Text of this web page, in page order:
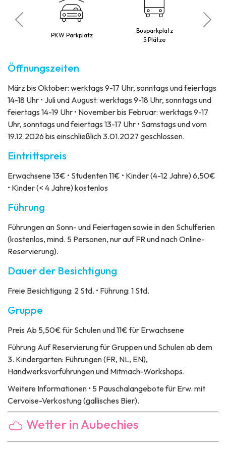
PKW Parkplatz
Busparkplatz
5 Plätze
Öffnungszeiten
März bis Oktober: werktags 9-17 Uhr, sonntags und feiertags
14-18 Uhr • Juli und August: werktags 9-18 Uhr, sonntags und
feiertags 14-19 Uhr • November bis Februar: werktags 9-17
Uhr, sonntags und feiertags 13-17 Uhr • Samstags und vom
19.12.2026 bis einschließlich 3.01.2027 geschlossen.
Eintrittspreis
Erwachsene 13€ • Studenten 11€ • Kinder (4-12 Jahre) 6,50€
• Kinder (< 4 Jahre) kostenlos
Führung
Führungen an Sonn- und Feiertagen sowie in den Schulferien
(kostenlos, mind. 5 Personen, nur auf FR und nach Online-
Reservierung).
Dauer der Besichtigung
Freie Besichtigung: 2 Std. • Führung: 1 Std.
Gruppe
Preis Ab 5,50€ für Schulen und 11€ für Erwachsene
Führung Auf Reservierung für Gruppen und Schulen ab dem
3. Kindergarten: Führungen (FR, NL, EN),
Handwerksvorführungen und Mitmach-Workshops.
Weitere Informationen • 5 Pauschalangebote für Erw. mit
Cervoise-Verkostung (gallisches Bier).
Wetter in Aubechies